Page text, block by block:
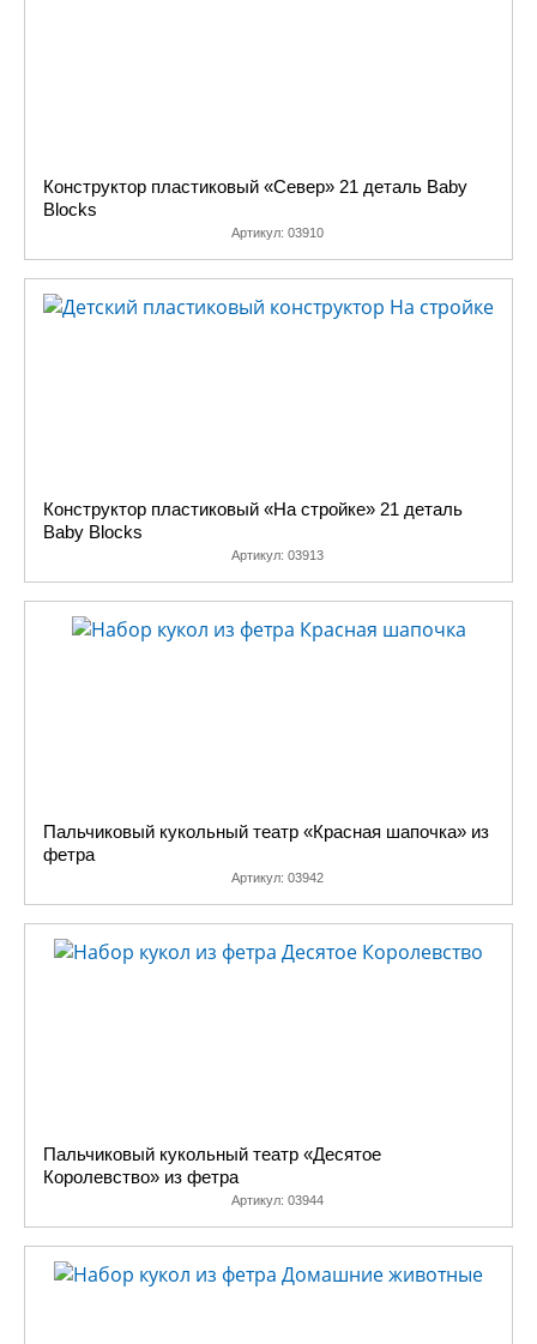
Конструктор пластиковый «Север» 21 деталь Baby
Blocks
Артикул: 03910
Конструктор пластиковый «На стройке» 21 деталь
Baby Blocks
Артикул: 03913
Пальчиковый кукольный театр «Красная шапочка» из
фетра
Артикул: 03942
Пальчиковый кукольный театр «Десятое
Королевство» из фетра
Артикул: 03944